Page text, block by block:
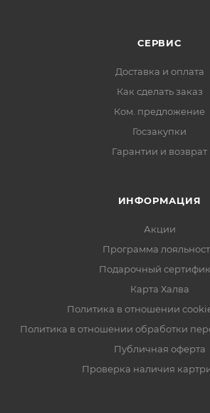
СЕРВИС
Доставка и оплата
Как сделать заказ
Ком. предложение
Госзакупки
Гарантии и возврат
ИНФОРМАЦИЯ
Акции
Программа
Подарочный
Карта Халва
Политика в отношении
Политика в отношении обработки
Публичная оферта
Проверка наличия